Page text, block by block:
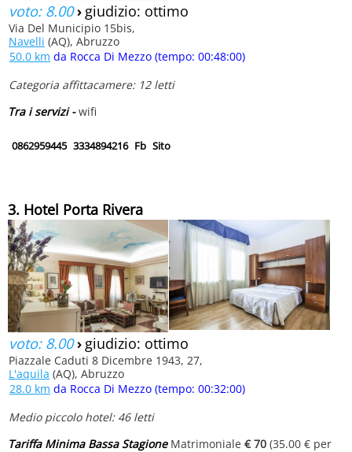
voto: 8.00› giudizio: ottimo
Via Del Municipio 15bis,
Navelli (AQ), Abruzzo
50.0 km da Rocca Di Mezzo (tempo: 00:48:00)
Categoria affittacamere: 12 letti
Tra i servizi -wifi
0862959445 3334894216 Fb Sito
3. Hotel Porta Rivera
voto: 8.00› giudizio: ottimo
Piazzale Caduti 8 Dicembre 1943, 27,
L'aquila (AQ), Abruzzo
28.0 km da Rocca Di Mezzo (tempo: 00:32:00)
Medio piccolo hotel: 46 letti
Tariffa Minima Bassa StagioneMatrimoniale € 70 (35.00 € per